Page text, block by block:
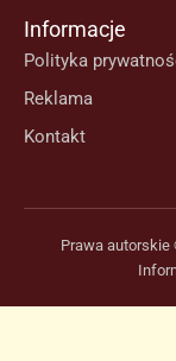
Informacje
Polityka
Reklama
Kontakt
Prawa